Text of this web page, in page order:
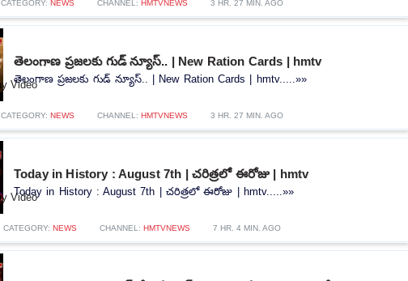
CATEGORY: NEWS CHANNEL: HMTVNEWS 3 HR. 27 MIN. AGO
తెలంగాణ ప్రజలకు గుడ్ న్యూస్.. | New Ration Cards | hmtv
తెలంగాణ ప్రజలకు గుడ్ న్యూస్.. | New Ration Cards | hmtv.....»»
CATEGORY: NEWS CHANNEL: HMTVNEWS 3 HR. 27 MIN. AGO
Today in History : August 7th | చరిత్రలో ఈరోజు | hmtv
Today in History : August 7th | చరిత్రలో ఈరోజు | hmtv.....»»
CATEGORY: NEWS CHANNEL: HMTVNEWS 7 HR. 4 MIN. AGO